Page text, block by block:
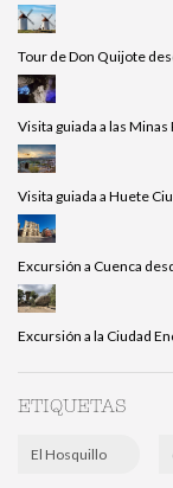
Tour de Don Quijote
Visita guiada a las Minas
Visita guiada a Huete
Excursión a Cuenca
Excursión a la Ciudad
ETIQUETAS
El Hosquillo